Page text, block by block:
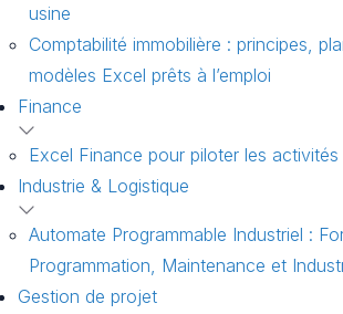
usine
Comptabilité immobilière : principes,
modèles Excel prêts à l’emploi
Finance
Excel Finance pour piloter les activités
Industrie & Logistique
Automate Programmable Industriel :
Programmation, Maintenance et
Gestion de projet